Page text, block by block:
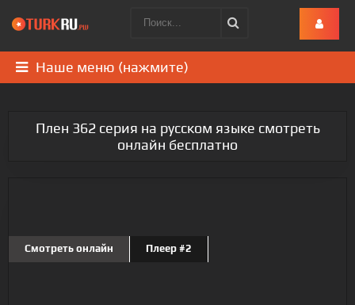
Наше меню (нажмите)
Плен 362 серия на русском языке смотреть
онлайн бесплатно
Смотреть онлайн Плеер #2